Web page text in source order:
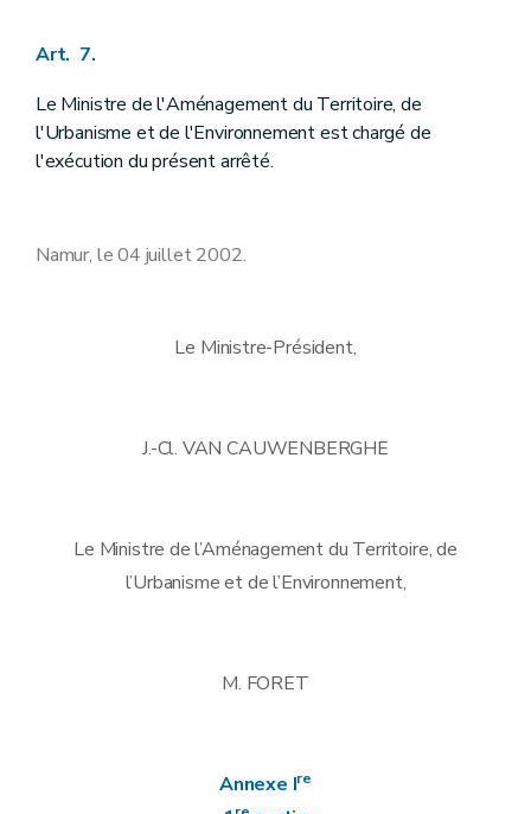
Art. 7.
Le Ministre de l'Aménagement du Territoire, de
l'Urbanisme et de l'Environnement est chargé de
l'exécution du présent arrêté.
Namur, le 04 juillet 2002.
Le Ministre-Président,
J.-Cl. VAN CAUWENBERGHE
Le Ministre de l’Aménagement du Territoire, de
l’Urbanisme et de l’Environnement,
M. FORET
Annexe Ire